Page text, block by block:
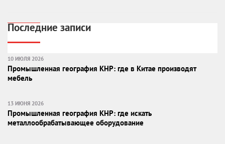
Последние записи
10 ИЮЛЯ 2026
Промышленная география КНР: где в Китае производят
мебель
13 ИЮНЯ 2026
Промышленная география КНР: где искать
металлообрабатывающее оборудование